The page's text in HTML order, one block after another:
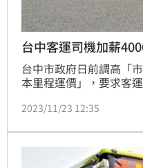
台中客運司機加薪
台中市政府日前調高「
本里程運價」，要求客
公車經營業者台中汽車
駕駛員加薪4,000元，
作業，營造駕駛員好「
2023/11/23 12:35